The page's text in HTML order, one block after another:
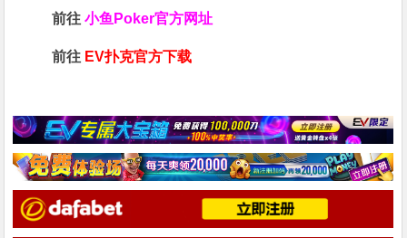
前往小鱼Poker官方网址
前往 EV扑克官方下载